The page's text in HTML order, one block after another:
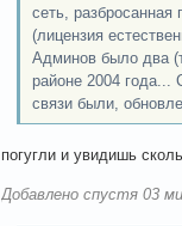
сеть, разбросанная
(лицензия
Админов было два
районе 2004 года...
связи были,
погугли и увидишь
Добавлено спустя 03